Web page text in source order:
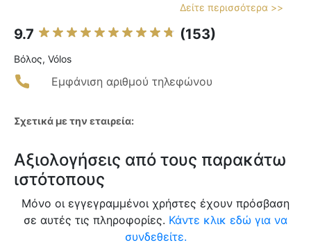
Δείτε περισσότερα >>
9.7 (153)
Βόλος, Vólos
Εμφάνιση αριθμού τηλεφώνου
Σχετικά με την εταιρεία:
Αξιολογήσεις από τους παρακάτω
ιστότοπους
Μόνο οι εγγεγραμμένοι χρήστες έχουν πρόσβαση
σε αυτές τις πληροφορίες. Κάντε κλικ εδώ για να
συνδεθείτε.